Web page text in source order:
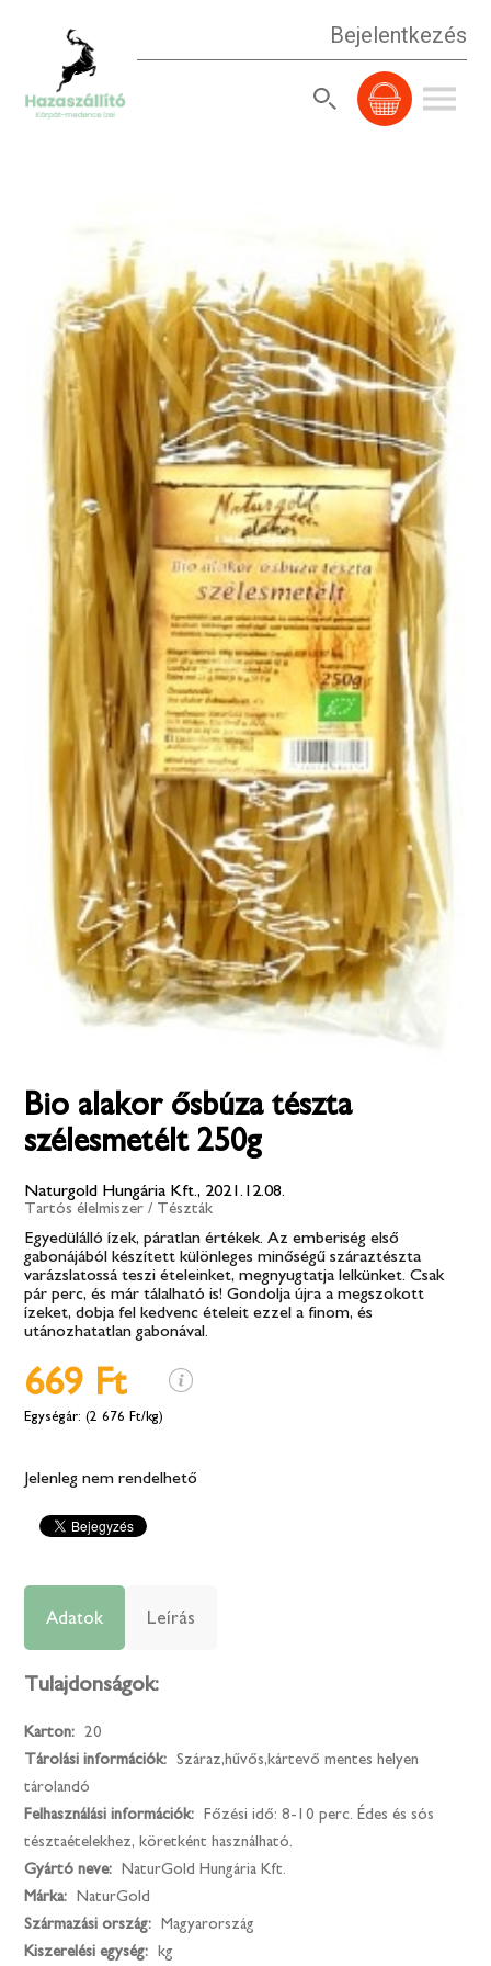
Bejelentkezés
Bio alakor ősbúza tészta
szélesmetélt 250g
Naturgold Hungária Kft., 2021.12.08.
Tartós élelmiszer / Tészták
Egyedülálló ízek, páratlan értékek. Az emberiség első
gabonájából készített különleges minőségű száraztészta
varázslatossá teszi ételeinket, megnyugtatja lelkünket. Csak
pár perc, és már tálalható is! Gondolja újra a megszokott
ízeket, dobja fel kedvenc ételeit ezzel a finom, és
utánozhatatlan gabonával.
669 Ft
(2 676 Ft/kg)
Jelenleg nem rendelhető
Adatok Leírás
Tulajdonságok:
Karton:
20
Tárolási információk:
Száraz,hűvős,kártevő mentes helyen
tárolandó
Felhasználási információk:
Főzési idő: 8-10 perc. Édes és sós
tésztaételekhez, köretként használható.
Gyártó neve:
NaturGold Hungária Kft.
Márka:
NaturGold
Származási ország:
Magyarország
Kiszerelési egység:
kg